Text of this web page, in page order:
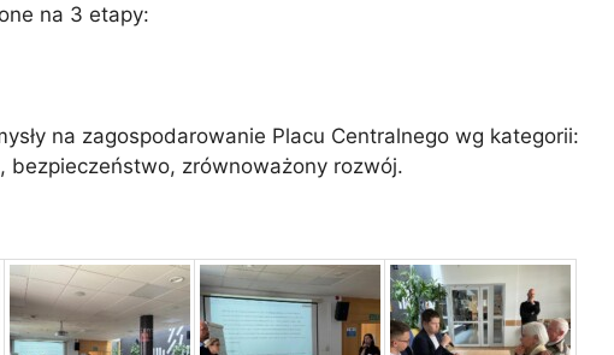
na 3 etapy:
na zagospodarowanie Placu Centralnego wg kategorii:
bezpieczeństwo, zrównoważony rozwój.